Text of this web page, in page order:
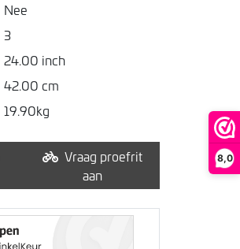
8,0
Nee
3
24.00 inch
42.00 cm
19.90kg
Vraag proefrit
aan